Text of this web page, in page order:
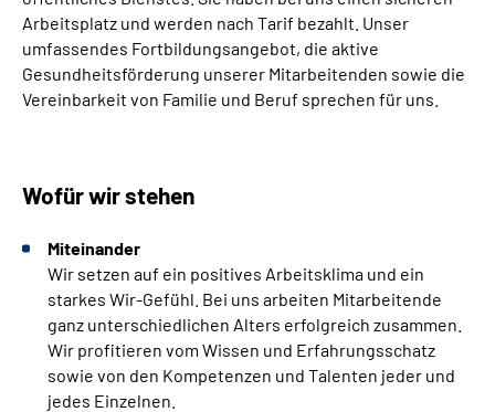
Arbeitsplatz und werden nach Tarif bezahlt. Unser
umfassendes Fortbildungsangebot, die aktive
Gesundheitsförderung unserer Mitarbeitenden sowie die
Vereinbarkeit von Familie und Beruf sprechen für uns.
Wofür wir stehen
Miteinander
Wir setzen auf ein positives Arbeitsklima und ein
starkes Wir-Gefühl. Bei uns arbeiten Mitarbeitende
ganz unterschiedlichen Alters erfolgreich zusammen.
Wir profitieren vom Wissen und Erfahrungsschatz
sowie von den Kompetenzen und Talenten jeder und
jedes Einzelnen.